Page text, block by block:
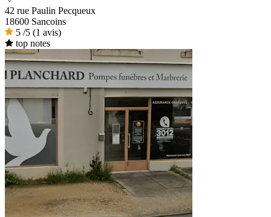
42 rue Paulin Pecqueux
18600 Sancoins
5 /5 (1 avis)
top notes